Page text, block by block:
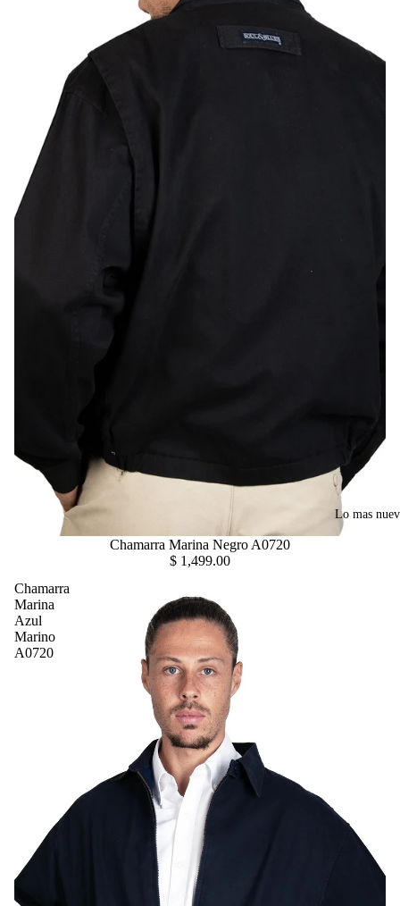
Lo mas
Chamarra Marina Negro A0720
$ 1,499.00
Chamarra
Marina
Azul
Marino
A0720